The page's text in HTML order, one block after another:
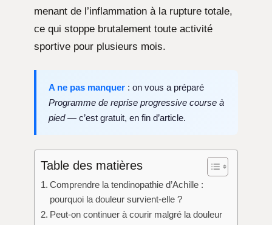
menant de l’inflammation à la rupture totale,
ce qui stoppe brutalement toute activité
sportive pour plusieurs mois.
A ne pas manquer : on vous a préparé
Programme de reprise progressive course à
pied— c’est gratuit, en fin d’article.
Table des matières
Comprendre la tendinopathie d’Achille :
pourquoi la douleur survient-elle ?
Peut-on continuer à courir malgré la douleur